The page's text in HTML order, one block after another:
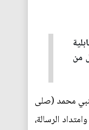
من
محمد (صلى
الرسالة،